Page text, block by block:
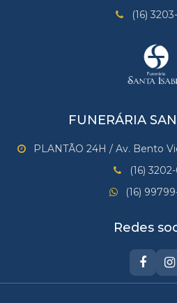
(16)
FUNERÁRIA
PLANTÃO 24H / Av. Bento
(16)
(16)
Redes